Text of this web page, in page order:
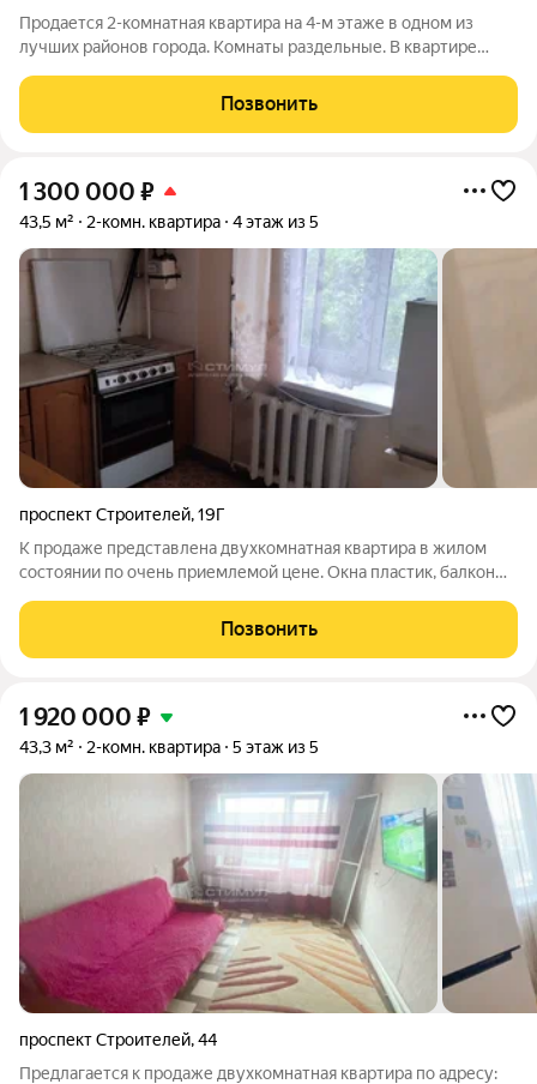
Продается 2-комнатная квартира на 4-м этаже в одном из
лучших районов города. Комнаты раздельные. В квартире
внутренней отделкой, натяжные потолки. Санузел
раздельный. Ванная и туалет выложены
Позвонить
1 300 000 ₽
43,5 м² 2-комн. квартира 4 этаж из 5
проспект Строителей,19Г
К продаже представлена двухкомнатная квартира в жилом
состоянии по очень приемлемой цене. Окна пластик, балкон
доброжелательные соседи. Вблизи дома находится школа,
детсад, больница, магазины. В шаговой
Позвонить
1 920 000 ₽
43,3 м² 2-комн. квартира 5 этаж из 5
проспект Строителей,44
Предлагается к продаже двухкомнатная квартира по адресу: